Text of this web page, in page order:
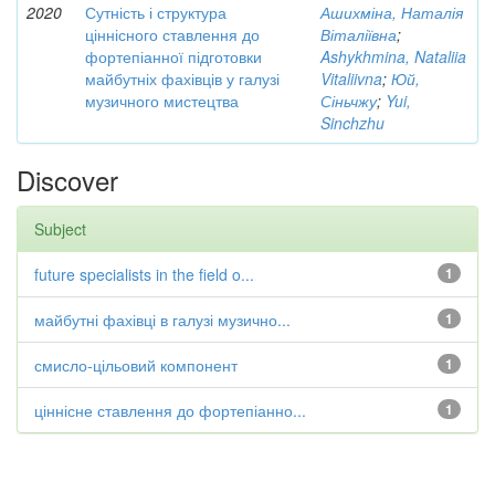
2020
Сутність і структура
ціннісного ставлення до
фортепіанної підготовки
майбутніх фахівців у галузі
музичного мистецтва
Ашихміна, Наталія
Віталіївна;
Ashykhmina, Nataliia
Vitaliivna; Юй,
Сіньчжу; Yui,
Sinchzhu
Discover
Subject
1
future specialists in the field o...
1
майбутні фахівці в галузі музично...
1
смисло-цільовий компонент
1
ціннісне ставлення до фортепіанно...